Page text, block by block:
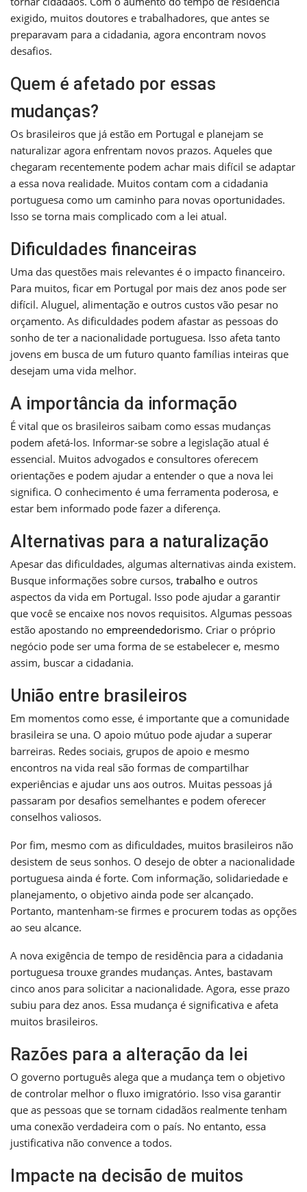
exigido, muitos doutores e trabalhadores, que antes se
preparavam para a cidadania, agora encontram novos
desafios.
Quem é afetado por essas
mudanças?
Os brasileiros que já estão em Portugal e planejam se
naturalizar agora enfrentam novos prazos. Aqueles que
chegaram recentemente podem achar mais difícil se adaptar
a essa nova realidade. Muitos contam com a cidadania
portuguesa como um caminho para novas oportunidades.
Isso se torna mais complicado com a lei atual.
Dificuldades financeiras
Uma das questões mais relevantes é o impacto financeiro.
Para muitos, ficar em Portugal por mais dez anos pode ser
difícil. Aluguel, alimentação e outros custos vão pesar no
orçamento. As dificuldades podem afastar as pessoas do
sonho de ter a nacionalidade portuguesa. Isso afeta tanto
jovens em busca de um futuro quanto famílias inteiras que
desejam uma vida melhor.
A importância da informação
É vital que os brasileiros saibam como essas mudanças
podem afetá-los. Informar-se sobre a legislação atual é
essencial. Muitos advogados e consultores oferecem
orientações e podem ajudar a entender o que a nova lei
significa. O conhecimento é uma ferramenta poderosa, e
estar bem informado pode fazer a diferença.
Alternativas para a naturalização
Apesar das dificuldades, algumas alternativas ainda existem.
Busque informações sobre cursos, trabalho e outros
aspectos da vida em Portugal. Isso pode ajudar a garantir
que você se encaixe nos novos requisitos. Algumas pessoas
estão apostando no empreendedorismo. Criar o próprio
negócio pode ser uma forma de se estabelecer e, mesmo
assim, buscar a cidadania.
União entre brasileiros
Em momentos como esse, é importante que a comunidade
brasileira se una. O apoio mútuo pode ajudar a superar
barreiras. Redes sociais, grupos de apoio e mesmo
encontros na vida real são formas de compartilhar
experiências e ajudar uns aos outros. Muitas pessoas já
passaram por desafios semelhantes e podem oferecer
conselhos valiosos.
Por fim, mesmo com as dificuldades, muitos brasileiros não
desistem de seus sonhos. O desejo de obter a nacionalidade
portuguesa ainda é forte. Com informação, solidariedade e
planejamento, o objetivo ainda pode ser alcançado.
Portanto, mantenham-se firmes e procurem todas as opções
ao seu alcance.
A nova exigência de tempo de residência para a cidadania
portuguesa trouxe grandes mudanças. Antes, bastavam
cinco anos para solicitar a nacionalidade. Agora, esse prazo
subiu para dez anos. Essa mudança é significativa e afeta
muitos brasileiros.
Razões para a alteração da lei
O governo português alega que a mudança tem o objetivo
de controlar melhor o fluxo imigratório. Isso visa garantir
que as pessoas que se tornam cidadãos realmente tenham
uma conexão verdadeira com o país. No entanto, essa
justificativa não convence a todos.
Impacte na decisão de muitos